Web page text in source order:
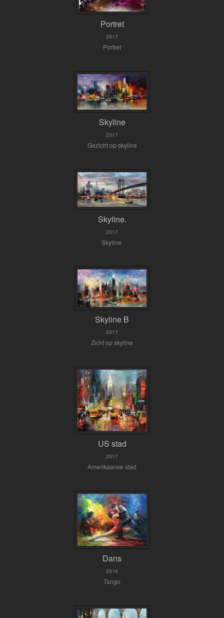
Portret
2017
Portret
Skyline
2017
Gezicht op skyline
Skyline.
2017
Skyline
Skyline B
2017
Zicht op skyline
US stad
2017
Amerikaanse stad
Dans
2016
Tango